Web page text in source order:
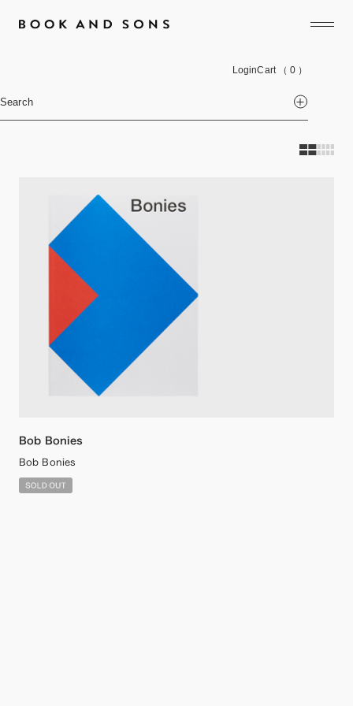
LoginCart （ 0 ）
Search
Bob Bonies
Bob Bonies